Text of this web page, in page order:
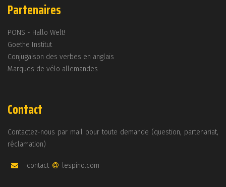
Partenaires
PONS - Hallo Welt!
Goethe Institut
Conjugaison des verbes en anglais
Marques de vélo allemandes
Contact
Contactez-nous par mail pour toute demande (question, partenariat,
réclamation)
contact lespino.com